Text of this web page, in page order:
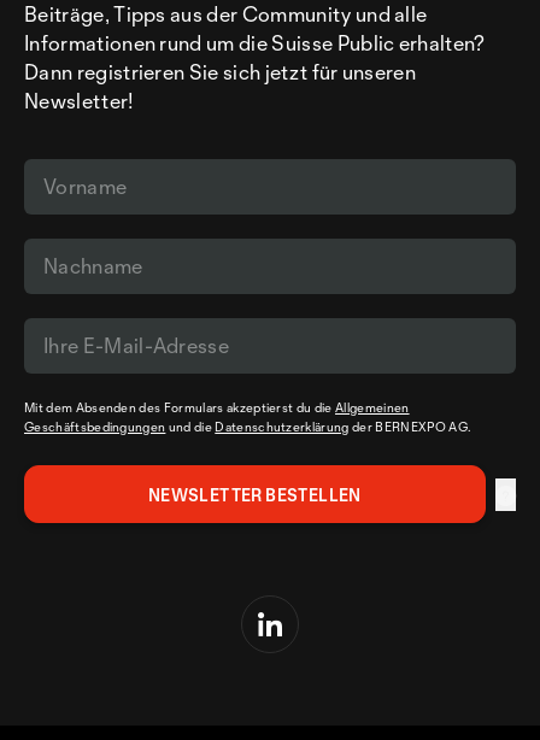
Beiträge, Tipps aus der Community und alle
Informationen rund um die Suisse Public erhalten?
Dann registrieren Sie sich jetzt für unseren
Newsletter!
Mit dem Absenden des Formulars akzeptierst du dieAllgemeinen
Geschäftsbedingungen und die Datenschutzerklärung der BERNEXPO AG.